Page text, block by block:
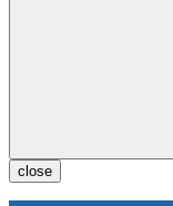
close